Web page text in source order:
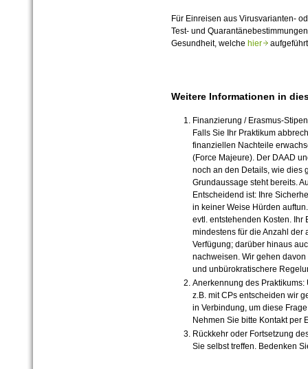
Für Einreisen aus Virusvarianten-
Test- und
Gesundheit, welche hier
Weitere Informationen in
Finanzierung / Erasmus-
Falls Sie Ihr Praktikum
finanziellen Nachteile
(Force Majeure). Der DAAD
noch an den Details, wie dies
Grundaussage steht bereits.
Entscheidend ist: Ihre
in keiner Weise Hürden
evtl. entstehenden Kosten. Ihr
mindestens für die Anzahl der
Verfügung; darüber hinaus
nachweisen. Wir gehen
und unbürokratischere
Anerkennung des
z.B. mit CPs entscheiden wir
in Verbindung, um diese
Nehmen Sie bitte Kontakt per
Rückkehr oder Fortsetzung
Sie selbst treffen. Bedenken